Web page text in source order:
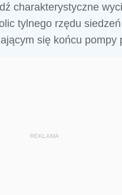
charakterystyczne
tylnego rzędu
się końcu pompy
REKLAMA